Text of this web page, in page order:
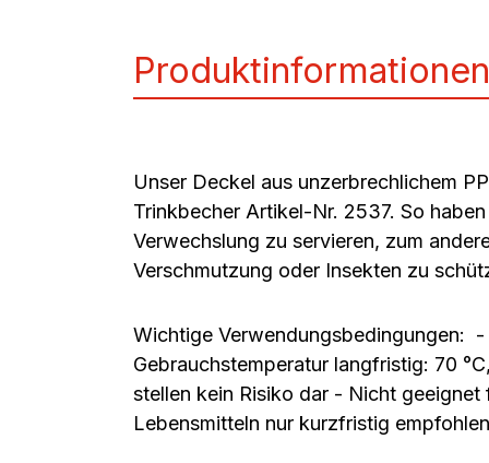
Produktinformationen
Unser Deckel aus unzerbrechlichem
Trinkbecher Artikel-Nr. 2537. So
Verwechslung zu servieren, zum
Verschmutzung oder Insekten zu
Wichtige Verwendungsbedingungen:
Gebrauchstemperatur langfristig: 70
stellen kein Risiko dar - Nicht
Lebensmitteln nur kurzfristig